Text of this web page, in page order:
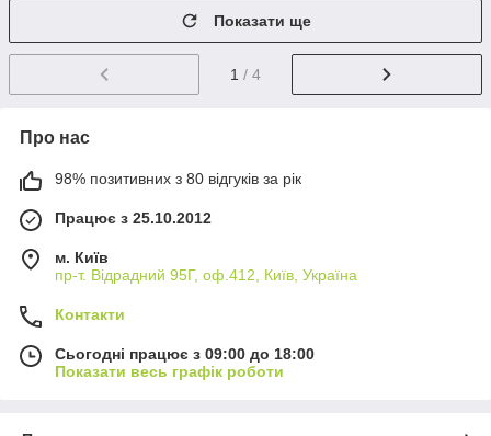
Показати ще
1 / 4
Про нас
98% позитивних з 80 відгуків за рік
Працює з 25.10.2012
м. Київ
пр-т. Відрадний 95Г, оф.412, Київ, Україна
Контакти
Сьогодні працює з 09:00 до 18:00
Показати весь графік роботи